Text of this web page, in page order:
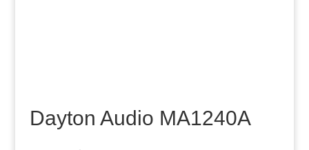
Dayton Audio MA1240A